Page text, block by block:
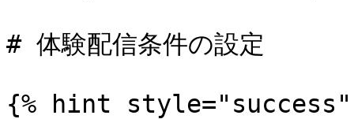
# 体験配信条件の設定
{% hint style="success"